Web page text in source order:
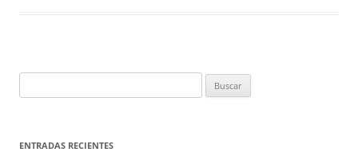
ENTRADAS RECIENTES